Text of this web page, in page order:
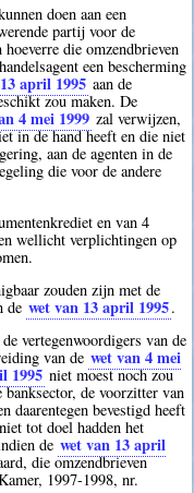
doen aan een
partij voor de
die omzendbrieven
een bescherming
april 1995 aan de
zou maken. De
4 mei 1999 zal verwijzen,
in de hand heeft en die niet
aan de agenten in de
die voor de andere
en van 4
wellicht verplichtingen op
zouden zijn met de
de wet van 13 april 1995.
vertegenwoordigers van de
van de wet van 4 mei
1995 niet moest noch zou
banksector, de voorzitter van
daarentegen bevestigd heeft
tot doel hadden het
de wet van 13 april
die omzendbrieven
1997-1998, nr.